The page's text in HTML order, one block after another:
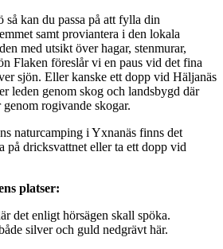
så kan du passa på att fylla din
samt proviantera i den lokala
med utsikt över hagar, stenmurar,
Flaken föreslår vi en paus vid det fina
sjön. Eller kanske ett dopp vid Häljanäs
leden genom skog och landsbygd där
rogivande skogar.
naturcamping i Yxnanäs finns det
på dricksvattnet eller ta ett dopp vid
platser:
det enligt hörsägen skall spöka.
silver och guld nedgrävt här.